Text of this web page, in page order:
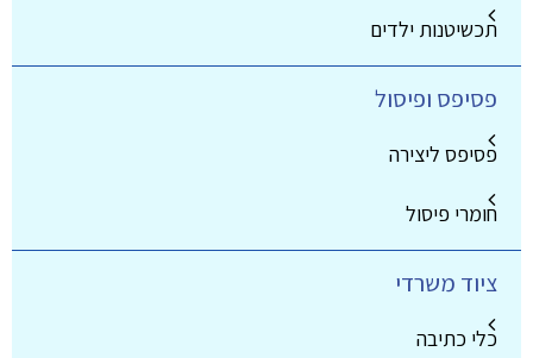
תכשיטנות ילדים
פסיפס ופיסול
פסיפס ליצירה
חומרי פיסול
ציוד משרדי
כלי כתיבה